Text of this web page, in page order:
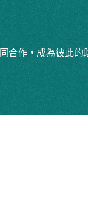
合作，成為彼此的